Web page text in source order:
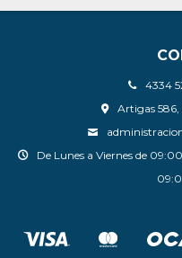
4334
Artigas 586,
De Lunes a Viernes de